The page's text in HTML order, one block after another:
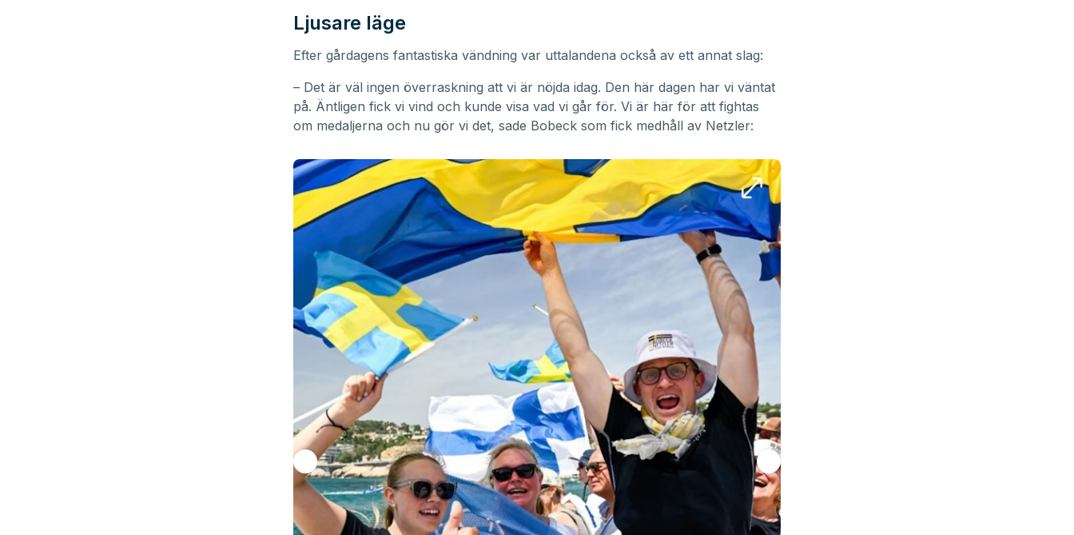
Ljusare läge
Efter gårdagens fantastiska vändning var uttalandena också av ett annat slag:
– Det är väl ingen överraskning att vi är nöjda idag. Den här dagen har vi väntat
på. Äntligen fick vi vind och kunde visa vad vi går för. Vi är här för att fightas
om medaljerna och nu gör vi det, sade Bobeck som fick medhåll av Netzler: